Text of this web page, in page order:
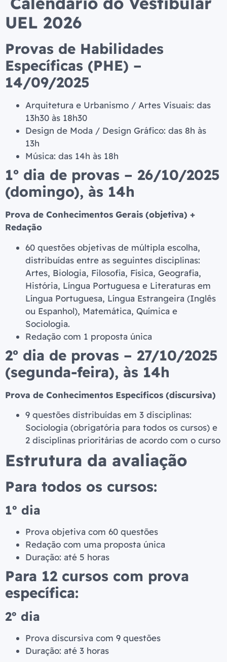
UEL 2026
Provas de Habilidades
Específicas (PHE) –
14/09/2025
Arquitetura e Urbanismo / Artes Visuais: das
13h30 às 18h30
Design de Moda / Design Gráfico: das 8h às
13h
Música: das 14h às 18h
1º dia de provas – 26/10/2025
(domingo), às 14h
Prova de Conhecimentos Gerais (objetiva) +
Redação
60 questões objetivas de múltipla escolha,
distribuídas entre as seguintes disciplinas:
Artes, Biologia, Filosofia, Física, Geografia,
História, Língua Portuguesa e Literaturas em
Língua Portuguesa, Língua Estrangeira (Inglês
ou Espanhol), Matemática, Química e
Sociologia.
Redação com 1 proposta única
2º dia de provas – 27/10/2025
(segunda-feira), às 14h
Prova de Conhecimentos Específicos (discursiva)
9 questões distribuídas em 3 disciplinas:
Sociologia (obrigatória para todos os cursos) e
2 disciplinas prioritárias de acordo com o curso
Estrutura da avaliação
Para todos os cursos:
1º dia
Prova objetiva com 60 questões
Redação com uma proposta única
Duração: até 5 horas
Para 12 cursos com prova
específica:
2º dia
Prova discursiva com 9 questões
Duração: até 3 horas